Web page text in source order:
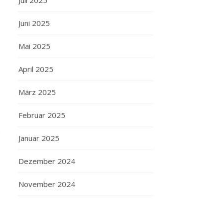
Juni 2025
Mai 2025
April 2025
März 2025
Februar 2025
Januar 2025
Dezember 2024
November 2024